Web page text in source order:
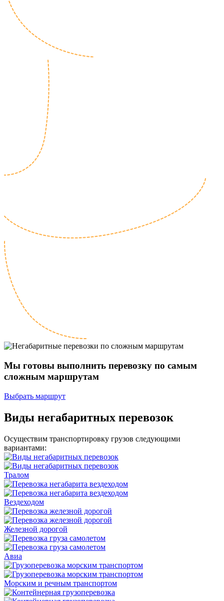
Мы готовы выполнить перевозку по самым
сложным маршрутам
Выбрать маршрут
Виды негабаритных перевозок
Осуществим транспортировку грузов следующими
вариантами:
Тралом
Вездеходом
Железной дорогой
Авиа
Морским и речным транспортом